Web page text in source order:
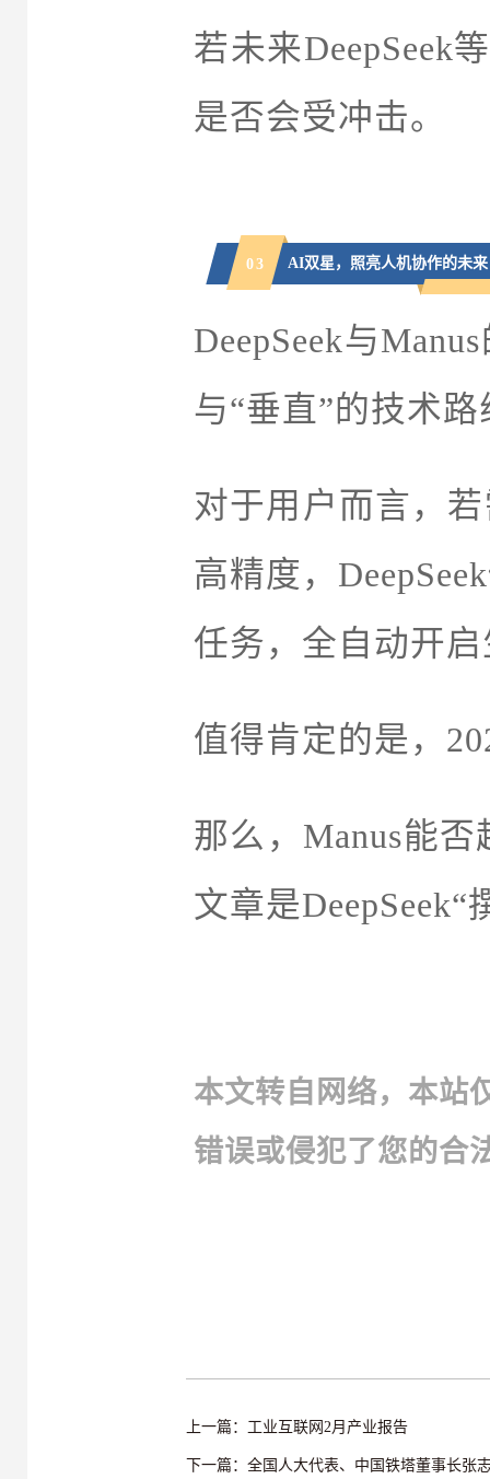
若未来DeepSeek
是否会受冲击。
03 AI双星，照亮人机协作的未来
DeepSeek与
与“垂直”的技术
对于用户而言，
高精度，
任务，全自动开
值得肯定的是，
那么，Manus能
文章是DeepSeek“
本文转自网络，本站
错误或侵犯了您的合
上一篇：工业互联网2月产业报告
下一篇：全国人大代表、中国铁塔董事长张